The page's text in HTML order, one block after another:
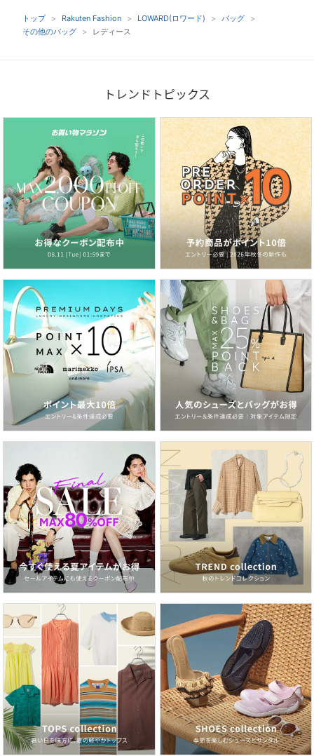
トップ Rakuten Fashion LOWARD(ロワード)
バッグ
その他のバッグ
レディース
トレンドトピックス